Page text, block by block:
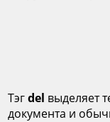
Тэгdel выделяет
документа и